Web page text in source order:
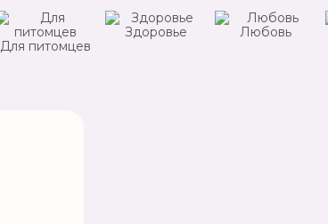
Для питомцев
Здоровье Любовь